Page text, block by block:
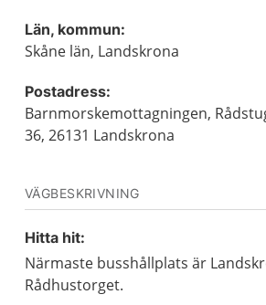
Län, kommun:
Skåne län, Landskrona
Postadress:
Barnmorskemottagningen,
36, 26131 Landskrona
VÄGBESKRIVNING
Hitta hit:
Närmaste busshållplats är
Rådhustorget.